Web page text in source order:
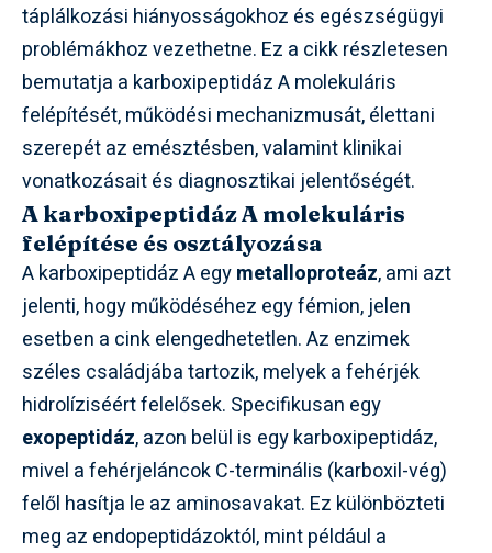
táplálkozási hiányosságokhoz és egészségügyi
problémákhoz vezethetne. Ez a cikk részletesen
bemutatja a karboxipeptidáz A molekuláris
felépítését, működési mechanizmusát, élettani
szerepét az emésztésben, valamint klinikai
vonatkozásait és diagnosztikai jelentőségét.
A karboxipeptidáz A molekuláris
felépítése és osztályozása
A karboxipeptidáz A egymetalloproteáz, ami azt
jelenti, hogy működéséhez egy fémion, jelen
esetben a cink elengedhetetlen. Az enzimek
széles családjába tartozik, melyek a fehérjék
hidrolíziséért felelősek. Specifikusan egy
exopeptidáz, azon belül is egy karboxipeptidáz,
mivel a fehérjeláncok C-terminális (karboxil-vég)
felől hasítja le az aminosavakat. Ez különbözteti
meg az endopeptidázoktól, mint például a